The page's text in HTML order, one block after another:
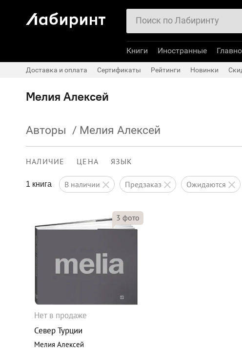
Мелия Алексей
Авторы / Мелия Алексей
НАЛИЧИЕ ЦЕНА ЯЗЫК
1 книга в наличии предзаказ ожидаются
3 фото
Нет в продаже
Север Турции
Мелия Алексей
Книги Иностранные
Доставка и оплата Сертификаты Рейтинги Новинки